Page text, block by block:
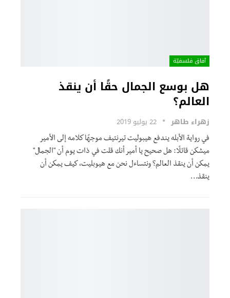
آفاق فلسفيّة‎
هل بوسع الجمال حقًا أن ينقذ
العالم؟
زهراء طاهر 22 يوليو 2019
في رواية الأبله يندفع هيبوليت تيرنتيف موجهًا كلامه إلى الأمير
ميشكن قائلًا: هل صحيح يا أمير أنك قلت في ذات يوم أن "الجمال"
يمكن أن ينقذ العالم؟ ونتساءل نحن مع هيوبليت، كيف يمكن أن
ينقذ…